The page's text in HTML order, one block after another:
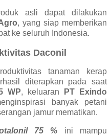
asli dapat dilakukan
, yang siap memberikan
ke seluruh Indonesia.
Daconil
tanaman kerap
diterapkan pada saat
WP, keluaran
PT Exindo
banyak petani
jamur mematikan.
75 % ini mampu